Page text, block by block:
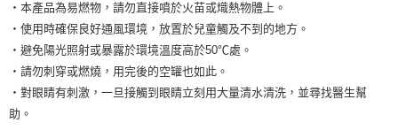
‧本產品為易燃物，請勿直接噴於火苗或熾熱物體上。
‧使用時確保良好通風環境，放置於兒童觸及不到的地方。
‧避免陽光照射或暴露於環境溫度高於50℃處。
‧請勿刺穿或燃燒，用完後的空罐也如此。
‧對眼睛有刺激，一旦接觸到眼睛立刻用大量清水清洗，並尋找醫生幫
助。